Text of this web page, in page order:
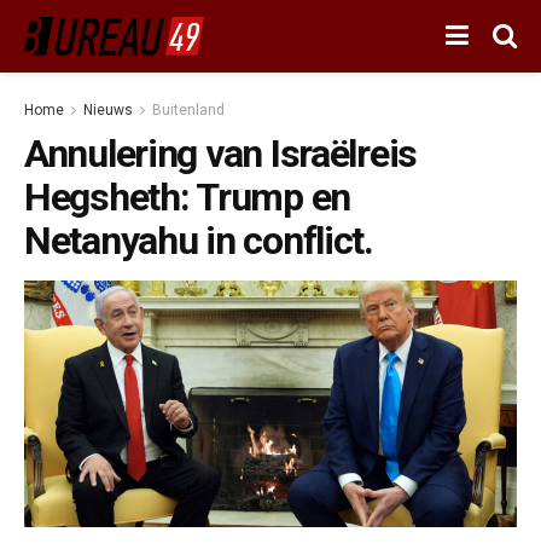
Home Nieuws Buitenland
Annulering van Israëlreis
Hegsheth: Trump en
Netanyahu in conflict.